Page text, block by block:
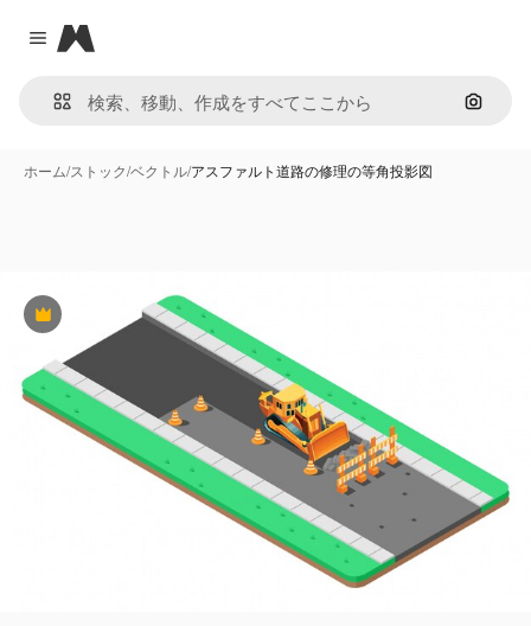
Close menu
Magnific
画像で
ホーム/ストック/ベクトル/アスファルト道路の修理の等角投影図
Premium